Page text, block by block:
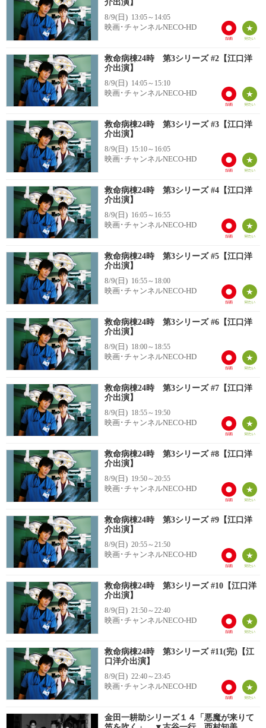
介出演】
8/9(日) 13:05～14:05
映画･チャンネルNECO-HD
救命病棟24時 第3シリーズ #2【江口洋
介出演】
8/9(日) 14:05～15:10
映画･チャンネルNECO-HD
救命病棟24時 第3シリーズ #3【江口洋
介出演】
8/9(日) 15:10～16:05
映画･チャンネルNECO-HD
救命病棟24時 第3シリーズ #4【江口洋
介出演】
8/9(日) 16:05～16:55
映画･チャンネルNECO-HD
救命病棟24時 第3シリーズ #5【江口洋
介出演】
8/9(日) 16:55～18:00
映画･チャンネルNECO-HD
救命病棟24時 第3シリーズ #6【江口洋
介出演】
8/9(日) 18:00～18:55
映画･チャンネルNECO-HD
救命病棟24時 第3シリーズ #7【江口洋
介出演】
8/9(日) 18:55～19:50
映画･チャンネルNECO-HD
救命病棟24時 第3シリーズ #8【江口洋
介出演】
8/9(日) 19:50～20:55
映画･チャンネルNECO-HD
救命病棟24時 第3シリーズ #9【江口洋
介出演】
8/9(日) 20:55～21:50
映画･チャンネルNECO-HD
救命病棟24時 第3シリーズ #10【江口洋
介出演】
8/9(日) 21:50～22:40
映画･チャンネルNECO-HD
救命病棟24時 第3シリーズ #11(完)【江
口洋介出演】
8/9(日) 22:40～23:45
映画･チャンネルNECO-HD
金田一耕助シリーズ１４「悪魔が来りて